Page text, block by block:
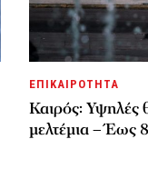
ΕΠΙΚΑΙΡΟΤΗΤΑ
Καιρός: Υψηλές
μελτέμια – Έως